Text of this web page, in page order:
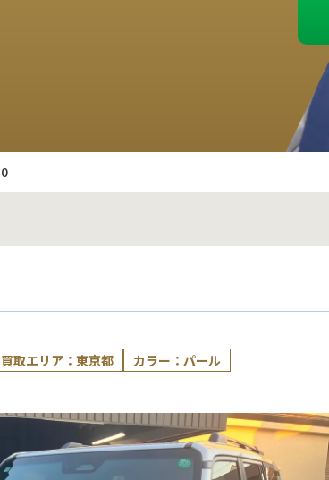
買取エリア：東京都
カラー：パール